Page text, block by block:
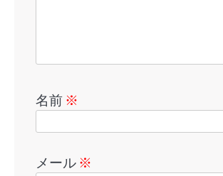
名前 ※
メール ※